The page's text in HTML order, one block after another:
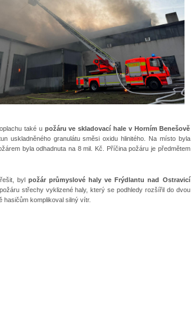
také u požáru ve skladovací hale v Horním Benešově
uskladněného granulátu směsi oxidu hlinitého. Na místo byla
byla odhadnuta na 8 mil. Kč. Příčina požáru je předmětem
řešit, bylpožár průmyslové haly ve Frýdlantu nad Ostravicí
střechy vyklizené haly, který se podhledy rozšířil do dvou
hasičům komplikoval silný vítr.